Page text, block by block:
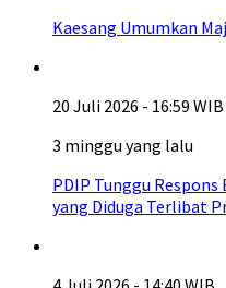
Kaesang Umumkan
20 Juli 2026 - 16:59 WIB
3 minggu yang lalu
PDIP Tunggu
yang Diduga Terlibat